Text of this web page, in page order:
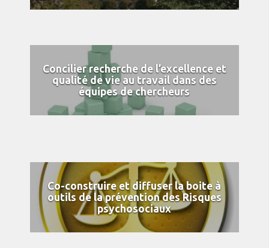
Concilier recherche de l’excellence et
qualité de vie au travail dans des
équipes de chercheurs
Co-construire et diffuser la boite à
outils de la prévention des Risques
psychosociaux